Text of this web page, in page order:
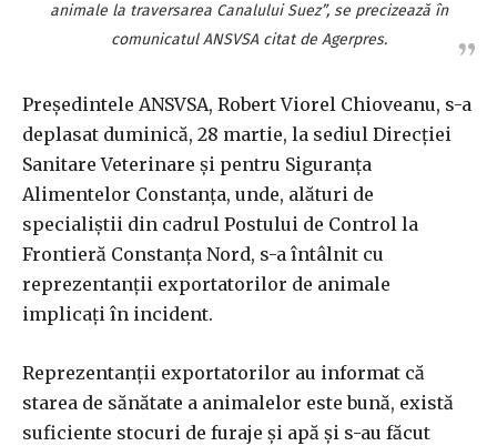
animale la traversarea Canalului Suez”, se precizează în
comunicatul ANSVSA citat de Agerpres.
Preşedintele ANSVSA, Robert Viorel Chioveanu, s-a
deplasat duminică, 28 martie, la sediul Direcţiei
Sanitare Veterinare şi pentru Siguranţa
Alimentelor Constanţa, unde, alături de
specialiştii din cadrul Postului de Control la
Frontieră Constanţa Nord, s-a întâlnit cu
reprezentanţii exportatorilor de animale
implicaţi în incident.
Reprezentanţii exportatorilor au informat că
starea de sănătate a animalelor este bună, există
suficiente stocuri de furaje şi apă şi s-au făcut